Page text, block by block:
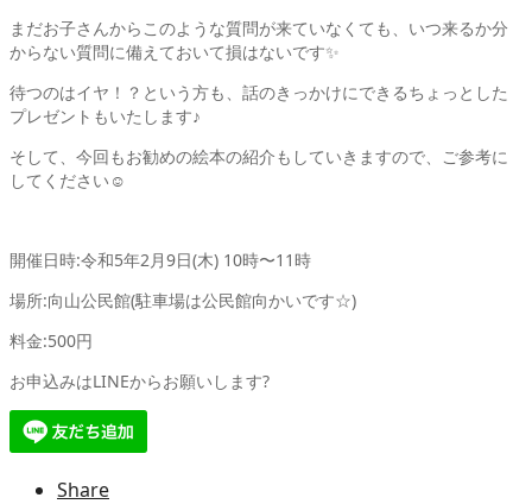
まだお子さんからこのような質問が来ていなくても、いつ来るか分
からない質問に備えておいて損はないです✨
待つのはイヤ！？という方も、話のきっかけにできるちょっとした
プレゼントもいたします♪
そして、今回もお勧めの絵本の紹介もしていきますので、ご参考に
してください ☺️
開催日時:令和5年2 月9日(木) 10時〜11時
場所:向山公民館(駐車場は公民館向かいです☆)
料金:500円
お申込みはLINEからお願いします?
Share